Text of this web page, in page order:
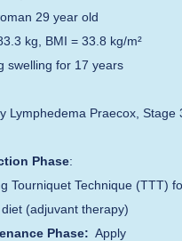
29 year old
kg, BMI = 33.8 kg/m²
for 17 years
Praecox, Stage
Phase:
Technique (TTT)
(adjuvant therapy)
Phase: Apply